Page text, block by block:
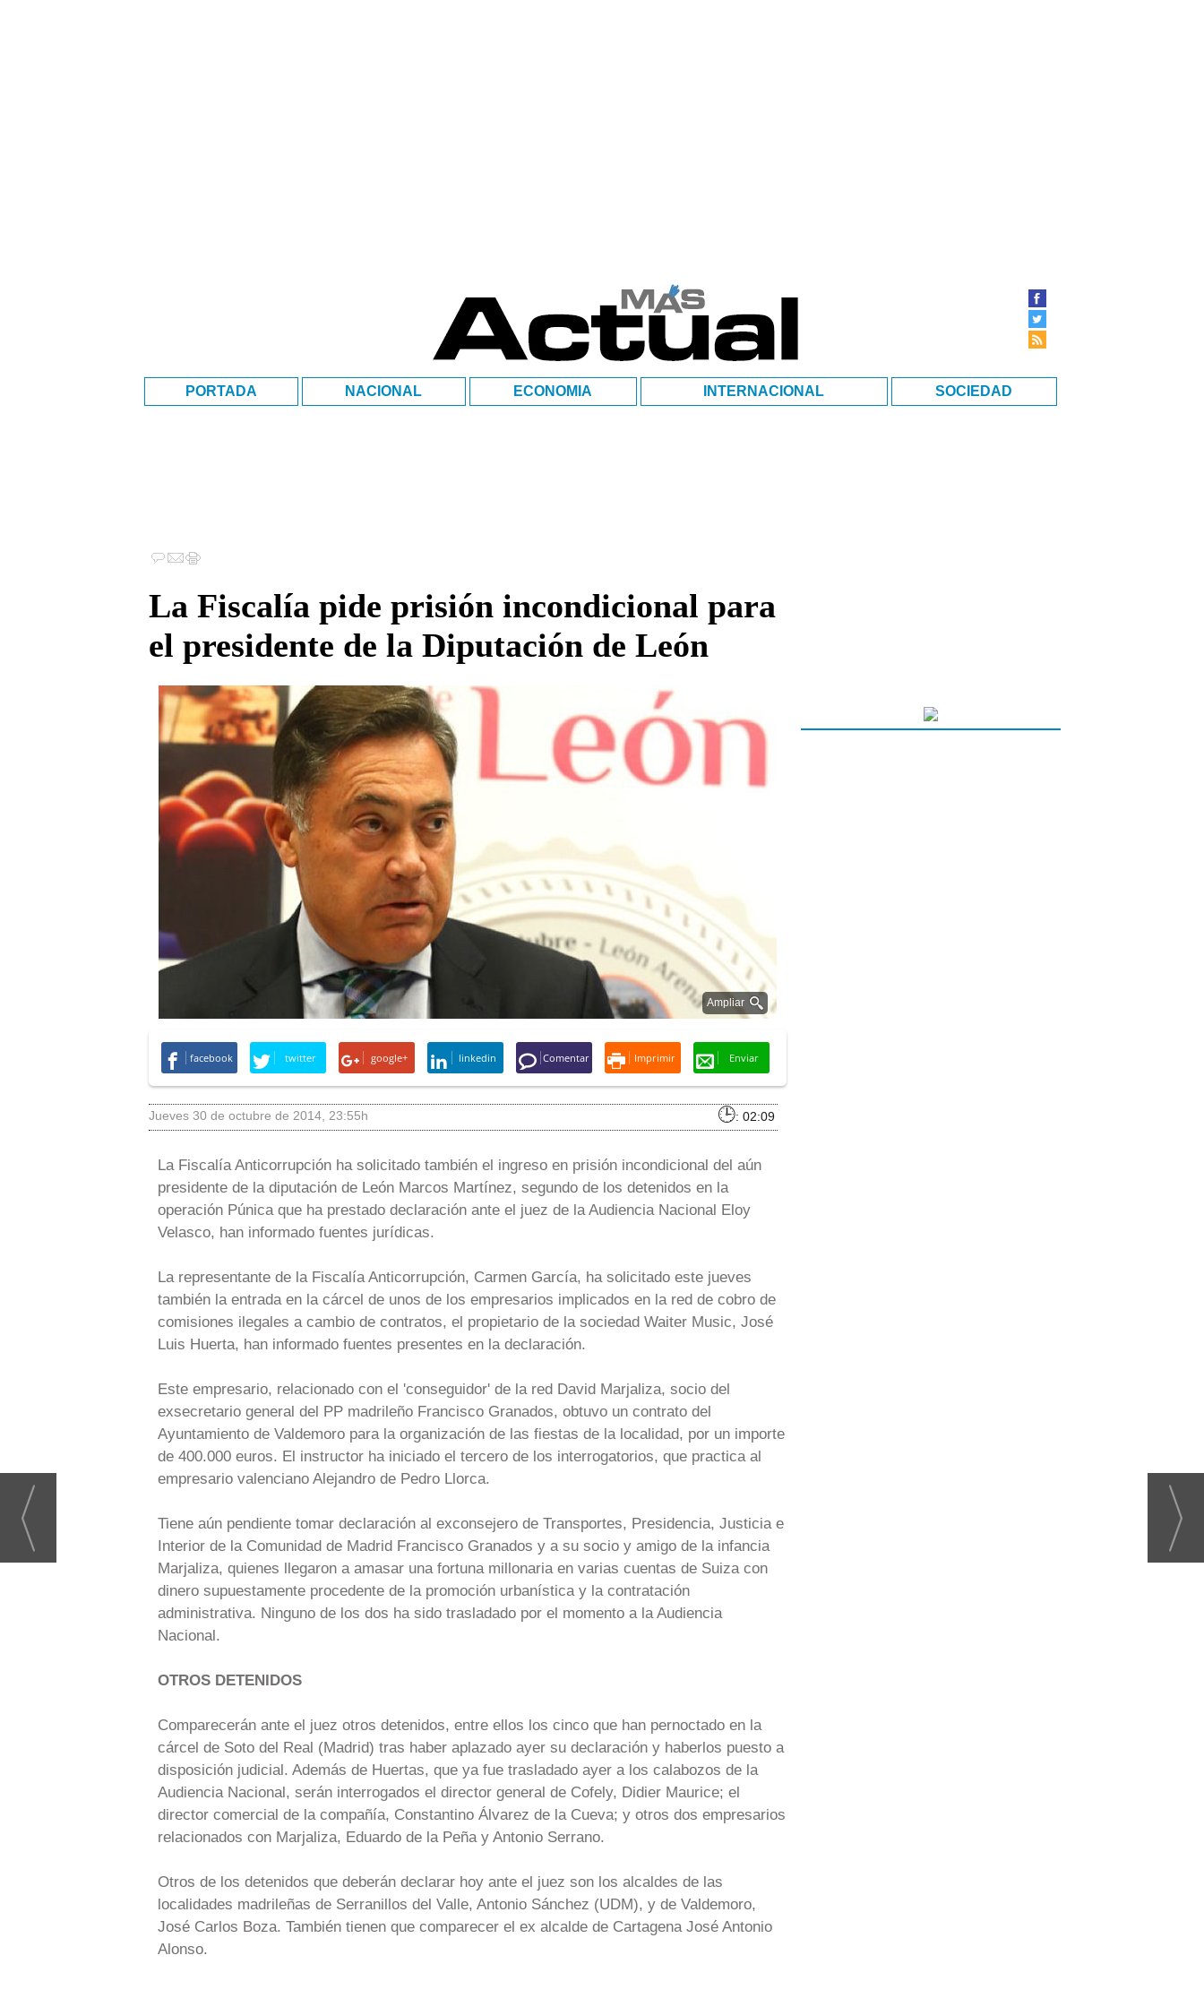
PORTADA NACIONAL ECONOMIA INTERNACIONAL SOCIEDAD
La Fiscalía pide prisión incondicional para
el presidente de la Diputación de León
Ampliar
facebook twitter google+ linkedin Comentar Imprimir Enviar
jueves 30 de octubre de 2014, 23:55h : 02:09
La Fiscalía Anticorrupción ha solicitado también el ingreso en prisión incondicional del aún
presidente de la diputación de León Marcos Martínez, segundo de los detenidos en la
operación Púnica que ha prestado declaración ante el juez de la Audiencia Nacional Eloy
Velasco, han informado fuentes jurídicas.
La representante de la Fiscalía Anticorrupción, Carmen García, ha solicitado este jueves
también la entrada en la cárcel de unos de los empresarios implicados en la red de cobro de
comisiones ilegales a cambio de contratos, el propietario de la sociedad Waiter Music, José
Luis Huerta, han informado fuentes presentes en la declaración.
Este empresario, relacionado con el 'conseguidor' de la red David Marjaliza, socio del
exsecretario general del PP madrileño Francisco Granados, obtuvo un contrato del
Ayuntamiento de Valdemoro para la organización de las fiestas de la localidad, por un importe
de 400.000 euros. El instructor ha iniciado el tercero de los interrogatorios, que practica al
empresario valenciano Alejandro de Pedro Llorca.
Tiene aún pendiente tomar declaración al exconsejero de Transportes, Presidencia, Justicia e
Interior de la Comunidad de Madrid Francisco Granados y a su socio y amigo de la infancia
Marjaliza, quienes llegaron a amasar una fortuna millonaria en varias cuentas de Suiza con
dinero supuestamente procedente de la promoción urbanística y la contratación
administrativa. Ninguno de los dos ha sido trasladado por el momento a la Audiencia
Nacional.
OTROS DETENIDOS
Comparecerán ante el juez otros detenidos, entre ellos los cinco que han pernoctado en la
cárcel de Soto del Real (Madrid) tras haber aplazado ayer su declaración y haberlos puesto a
disposición judicial. Además de Huertas, que ya fue trasladado ayer a los calabozos de la
Audiencia Nacional, serán interrogados el director general de Cofely, Didier Maurice; el
director comercial de la compañía, Constantino Álvarez de la Cueva; y otros dos empresarios
relacionados con Marjaliza, Eduardo de la Peña y Antonio Serrano.
Otros de los detenidos que deberán declarar hoy ante el juez son los alcaldes de las
localidades madrileñas de Serranillos del Valle, Antonio Sánchez (UDM), y de Valdemoro,
José Carlos Boza. También tienen que comparecer el ex alcalde de Cartagena José Antonio
Alonso.